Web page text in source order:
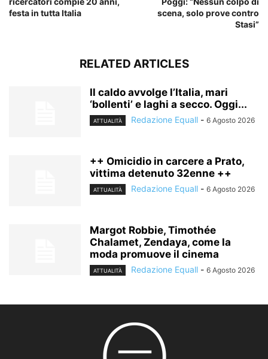
festa in tutta Italia
scena, solo prove contro
Stasi”
RELATED ARTICLES
Il caldo avvolge l’Italia, mari
‘bollenti’ e laghi a secco. Oggi...
ATTUALITÀ Redazione Equall - 6 Agosto 2026
++ Omicidio in carcere a Prato,
vittima detenuto 32enne ++
ATTUALITÀ Redazione Equall - 6 Agosto 2026
Margot Robbie, Timothée
Chalamet, Zendaya, come la
moda promuove il cinema
ATTUALITÀ Redazione Equall - 6 Agosto 2026